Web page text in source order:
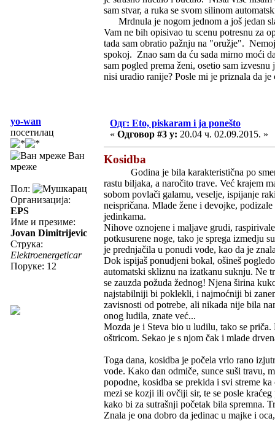
sam stvar, a ruka se svom silinom
Mrdnula je nogom jednom a još jedan
Vam ne bih opisivao tu scenu potresnu za
tada sam obratio pažnju na "oružje".
spokoj. Znao sam da ću sada mirno moći
sam pogled prema ženi, osetio sam
nisi uradio ranije? Posle mi je priznala da
yo-wan
посетилац
Ван
мреже
Пол:
Организација:
EPS
Име и презиме:
Jovan Dimitrijevic
Струка:
Elektroenergeticar
Поруке: 12
Одг: Eto, piskaram i ja ponešto
« Одговор #3 у: 20.04 ч. 02.09.2015. »
Kosidba
Godina je bila karakteristična po
rastu biljaka, a naročito trave. Već krajem
sobom povlači galamu, veselje, ispijanje
neispričana. Mlade žene i devojke,
jedinkama.
Nihove oznojene i maljave grudi,
potkusurene noge, tako je sprega izmedju
je prednjačila u ponudi vode, kao da je
Dok ispijaš ponudjeni bokal, ošineš
automatski skliznu na izatkanu suknju. Ne
se zauzda požuda žednog! Njena širina
najstabilniji bi poklekli, i najmoćniji bi
zavisnosti od potrebe, ali nikada nije bila
onog ludila, znate već...
Mozda je i Steva bio u ludilu, tako se
oštricom. Sekao je s njom čak i mlade
Toga dana, kosidba je počela vrlo rano
vode. Kako dan odmiče, sunce suši travu,
popodne, kosidba se prekida i svi streme
mezi se kozji ili ovčiji sir, te se posle
kako bi za sutrašnji početak bila spremna.
Znala je ona dobro da jedinac u majke i